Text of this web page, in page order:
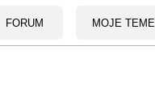
FORUM MOJE TEME